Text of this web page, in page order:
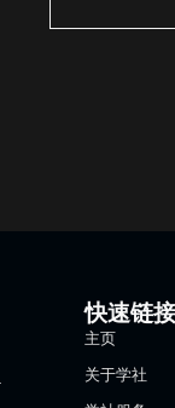
快速链
主页
关于学社